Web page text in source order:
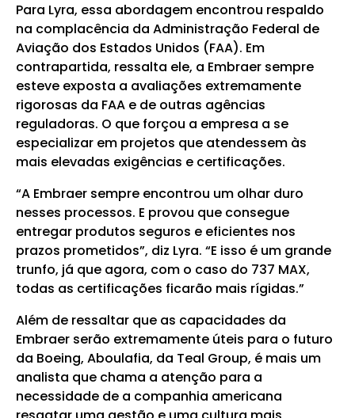
Para Lyra, essa abordagem encontrou respaldo
na complacência da Administração Federal de
Aviação dos Estados Unidos (FAA). Em
contrapartida, ressalta ele, a Embraer sempre
esteve exposta a avaliações extremamente
rigorosas da FAA e de outras agências
reguladoras. O que forçou a empresa a se
especializar em projetos que atendessem às
mais elevadas exigências e certificações.
“A Embraer sempre encontrou um olhar duro
nesses processos. E provou que consegue
entregar produtos seguros e eficientes nos
prazos prometidos”, diz Lyra. “E isso é um grande
trunfo, já que agora, com o caso do 737 MAX,
todas as certificações ficarão mais rígidas.”
Além de ressaltar que as capacidades da
Embraer serão extremamente úteis para o futuro
da Boeing, Aboulafia, da Teal Group, é mais um
analista que chama a atenção para a
necessidade de a companhia americana